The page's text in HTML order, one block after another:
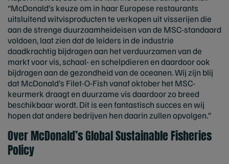
“McDonald’s keuze om in haar Europese restaurants
uitsluitend witvisproducten te verkopen uit visserijen die
aan de strenge duurzaamheideisen van de MSC-standaard
voldoen, laat zien dat de leiders in de industrie
daadkrachtig bijdragen aan het verduurzamen van de
markt voor vis, schaal- en schelpdieren en daardoor ook
bijdragen aan de gezondheid van de oceanen. Wij zijn blij
dat McDonald’s Filet-O-Fish vanaf oktober het MSC-
keurmerk draagt en duurzame vis daardoor zo breed
beschikbaar wordt. Dit is een fantastisch succes en wij
hopen dat andere bedrijven hen daarin zullen opvolgen.”
Over McDonald’s Global Sustainable Fisheries
Policy